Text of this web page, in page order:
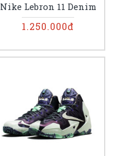
Nike Lebron 11 Denim
1.250.000đ